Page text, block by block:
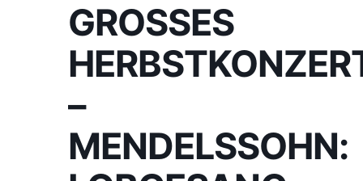
GROSSES H
ERBSTKONZERT
M
ENDELSSOHN: L